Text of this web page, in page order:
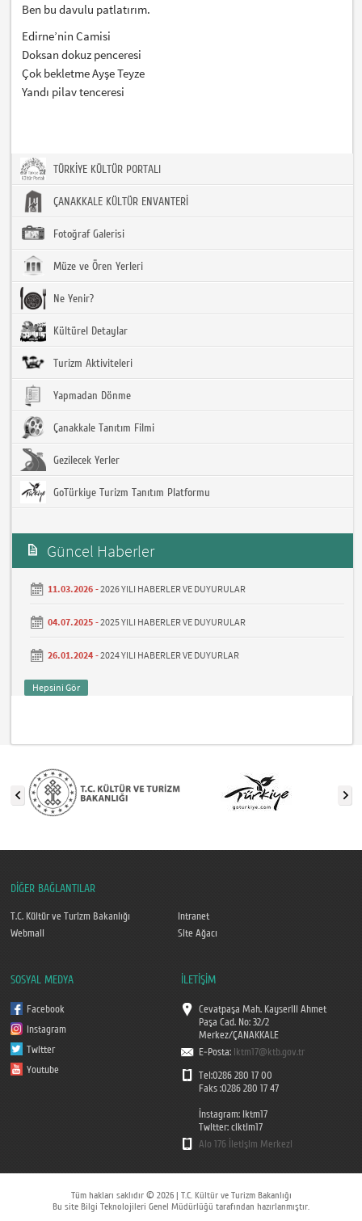
Ben bu davulu patlatırım.
Edirne’nin Camisi
Doksan dokuz penceresi
Çok bekletme Ayşe Teyze
Yandı pilav tenceresi
TÜRKİYE KÜLTÜR PORTALI
ÇANAKKALE KÜLTÜR ENVANTERİ
Fotoğraf Galerisi
Müze ve Ören Yerleri
Ne Yenir?
Kültürel Detaylar
Turizm Aktiviteleri
Yapmadan Dönme
Çanakkale Tanıtım Filmi
Gezilecek Yerler
GoTürkiye Turizm Tanıtım Platformu
Güncel Haberler
11.03.2026 -2026 YILI HABERLER VE DUYURULAR
04.07.2025 -2025 YILI HABERLER VE DUYURULAR
26.01.2024 -2024 YILI HABERLER VE DUYURLAR
Hepsini Gör
DİĞER BAĞLANTILAR
T.C. Kültür ve Turizm Bakanlığı
Intranet
Webmail
Site Ağacı
SOSYAL MEDYA
Facebook
Instagram
Twitter
Youtube
İLETİŞİM
Cevatpaşa Mah. Kayserili Ahmet
Paşa Cad. No: 32/2
Merkez/ÇANAKKALE
E-Posta: iktm17@ktb.gov.tr
Tel:0286 280 17 00
Faks :0286 280 17 47
İnstagram: iktm17
Twitter: ciktim17
Alo 176 İletişim Merkezi
Tüm hakları saklıdır © 2026 | T.C. Kültür ve Turizm Bakanlığı
Bu site Bilgi Teknolojileri Genel Müdürlüğü tarafından hazırlanmıştır.